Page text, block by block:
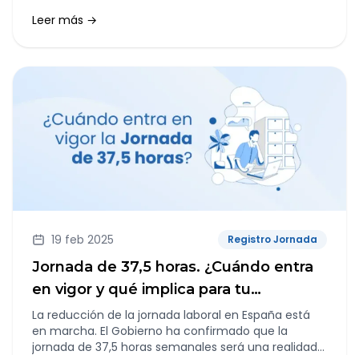
satisfacción en el trabajo
Leer más →
19 feb 2025 Registro Jornada
Jornada de 37,5 horas. ¿Cuándo entra
en vigor y qué implica para tu
empresa?
La reducción de la jornada laboral en España está
en marcha. El Gobierno ha confirmado que la
jornada de 37,5 horas semanales será una realidad